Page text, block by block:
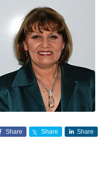
Share Share Share